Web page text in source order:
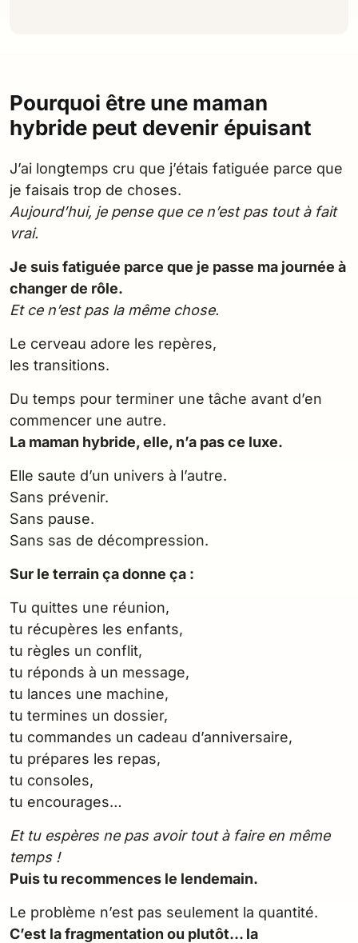
Pourquoi être une maman
hybride peut devenir épuisant
J’ai longtemps cru que j’étais fatiguée parce que
je faisais trop de choses.
Aujourd’hui, je pense que ce n’est pas tout à fait
vrai.
Je suis fatiguée parce que je passe ma journée à
changer de rôle.
Et ce n’est pas la même chose.
Le cerveau adore les repères,
les transitions.
Du temps pour terminer une tâche avant d’en
commencer une autre.
La maman hybride, elle, n’a pas ce luxe.
Elle saute d’un univers à l’autre.
Sans prévenir.
Sans pause.
Sans sas de décompression.
Sur le terrain ça donne ça :
Tu quittes une réunion,
tu récupères les enfants,
tu règles un conflit,
tu réponds à un message,
tu lances une machine,
tu termines un dossier,
tu commandes un cadeau d’anniversaire,
tu prépares les repas,
tu consoles,
tu encourages…
Et tu espères ne pas avoir tout à faire en même
temps !
Puis tu recommences le lendemain.
Le problème n’est pas seulement la quantité.
C’est la fragmentation ou plutôt… la